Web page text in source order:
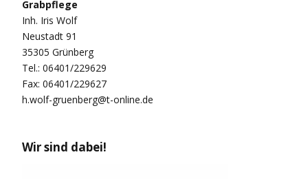
Grabpflege
Inh. Iris Wolf
Neustadt 91
35305 Grünberg
Tel.: 06401/229629
Fax: 06401/229627
h.wolf-gruenberg@t-online.de
Wir sind dabei!